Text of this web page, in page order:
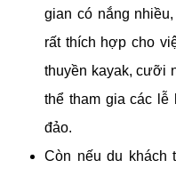
gian có nắng
rất thích hợp cho
thuyền kayak, cưỡi
thể tham gia các lễ
đảo.
Còn nếu du khách